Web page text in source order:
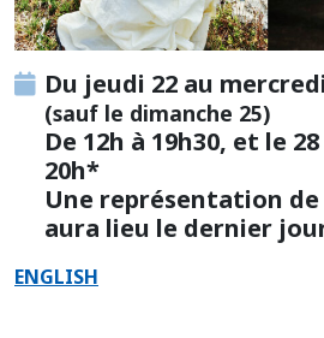
Du jeudi 22 au
(sauf le dimanche 25)
De 12h à 19h30, et le
20h*
Une représentation
aura lieu le dernier
ENGLISH